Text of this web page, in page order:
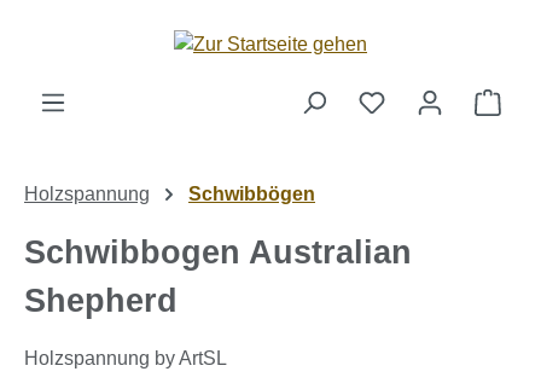
Zum Hauptinhalt springen
Holzspannung Schwibbögen
Schwibbogen Australian
Shepherd
Holzspannung by ArtSL